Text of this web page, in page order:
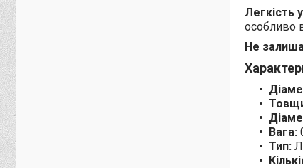
Легкість
особливо
Не
Вага:
Тип: